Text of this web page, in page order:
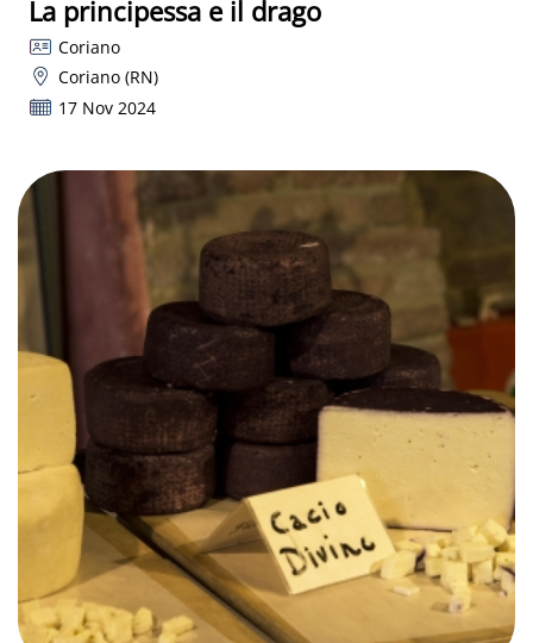
La principessa e il drago
Coriano
Coriano (RN)
17 Nov 2024